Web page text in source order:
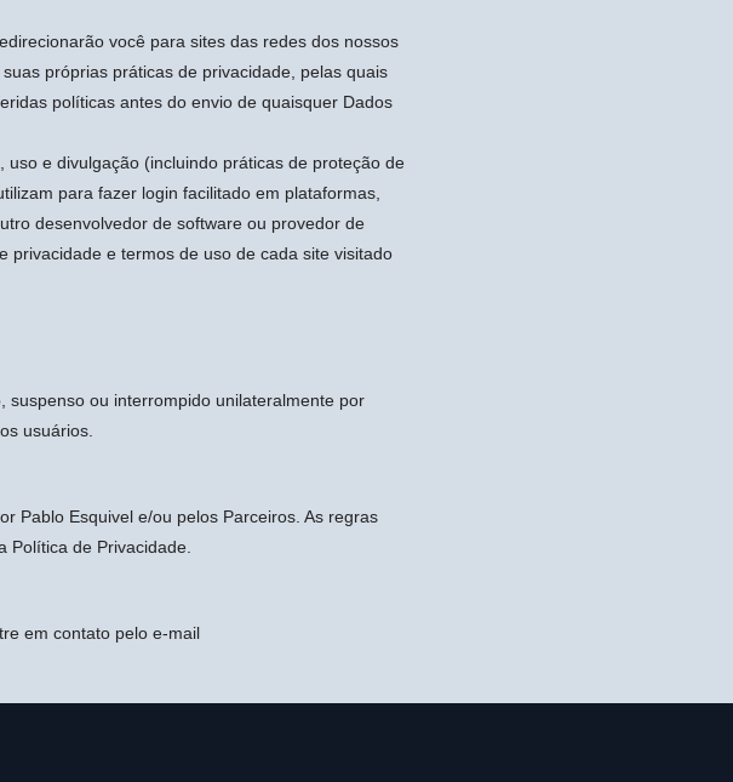
você para sites das redes dos nossos
próprias práticas de privacidade, pelas quais
políticas antes do envio de quaisquer Dados
e divulgação (incluindo práticas de proteção de
para fazer login facilitado em plataformas,
desenvolvedor de software ou provedor de
privacidade e termos de uso de cada site visitado
ou interrompido unilateralmente por
usuários.
Pablo Esquivel e/ou pelos Parceiros. As regras
Política de Privacidade.
em contato pelo e-mail